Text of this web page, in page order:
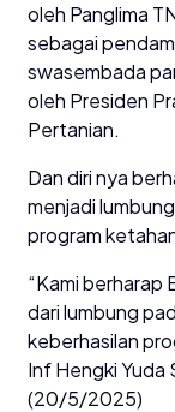
oleh Panglima
sebagai
swasembada
oleh Presiden
Pertanian.
Dan diri nya
menjadi
program
“Kami berharap
dari lumbung
keberhasilan
Inf Hengki
(20/5/2025)